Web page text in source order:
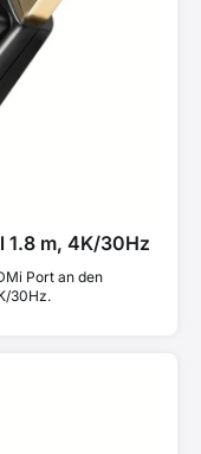
1.8 m, 4K/30Hz
Port an den
30Hz.